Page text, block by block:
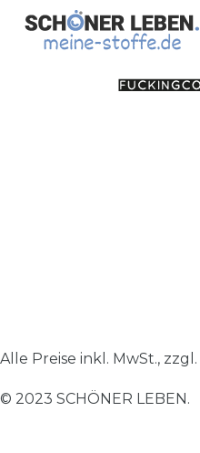
Alle Preise inkl. MwSt., zzgl.
© 2023 SCHÖNER LEBEN.